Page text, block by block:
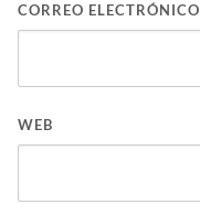
CORREO ELECTRÓNICO
WEB